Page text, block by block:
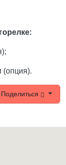
(опция).
Поделиться